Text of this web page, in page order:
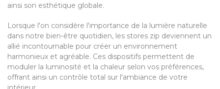
ainsi son esthétique globale.
Lorsque l'on considère l'importance de la lumière naturelle
dans notre bien-être quotidien, les stores zip deviennent un
allié incontournable pour créer un environnement
harmonieux et agréable. Ces dispositifs permettent de
moduler la luminosité et la chaleur selon vos préférences,
offrant ainsi un contrôle total sur l'ambiance de votre